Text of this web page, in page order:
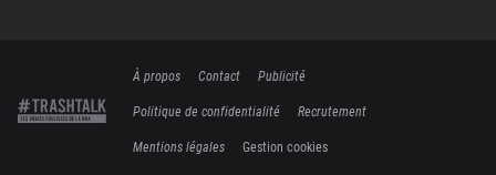
À propos Contact
Publicité
Politique de confidentialité
Recrutement
Mentions légales
Gestion cookies